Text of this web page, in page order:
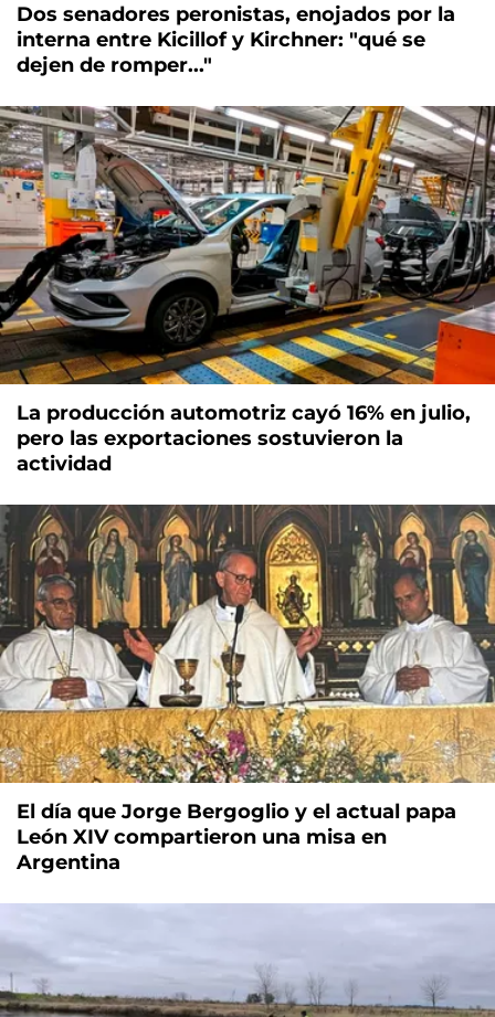
Dos senadores peronistas, enojados por la
interna entre Kicillof y Kirchner: "qué se
dejen de romper..."
La producción automotriz cayó 16% en julio,
pero las exportaciones sostuvieron la
actividad
El día que Jorge Bergoglio y el actual papa
León XIV compartieron una misa en
Argentina